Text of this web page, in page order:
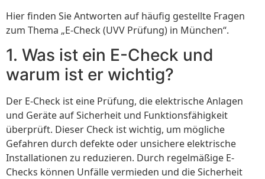
Hier finden Sie Antworten auf häufig gestellte Fragen
zum Thema „E-Check (UVV Prüfung) in München“.
1. Was ist ein E-Check und
warum ist er wichtig?
Der E-Check ist eine Prüfung, die elektrische Anlagen
und Geräte auf Sicherheit und Funktionsfähigkeit
überprüft. Dieser Check ist wichtig, um mögliche
Gefahren durch defekte oder unsichere elektrische
Installationen zu reduzieren. Durch regelmäßige E-
Checks können Unfälle vermieden und die Sicherheit